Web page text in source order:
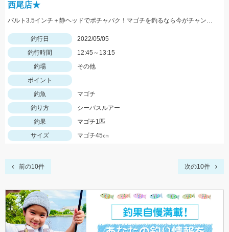
西尾店★
バルト3.5インチ＋静ヘッドでポチャパク！マゴチを釣るなら今がチャンス！
釣行日
2022/05/05
釣行時間
12:45～13:15
釣場
その他
ポイント
釣魚
マゴチ
釣り方
シーバスルアー
釣果
マゴチ1匹
サイズ
マゴチ45㎝
前の10件 次の10件